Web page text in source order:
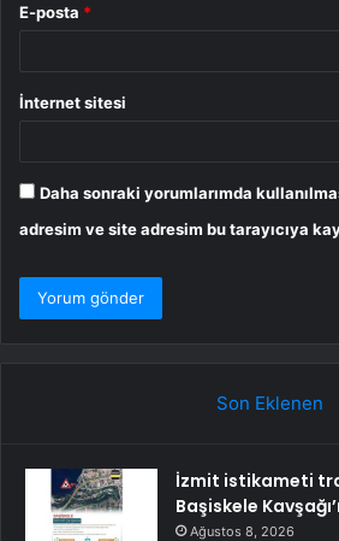
E-posta *
İnternet sitesi
Daha sonraki yorumlarımda
adresim ve site adresim bu tarayıcıya
Son Eklenen
İzmit istikameti
Başiskele
Ağustos 8, 2026